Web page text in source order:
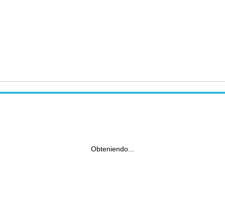
Obteniendo...